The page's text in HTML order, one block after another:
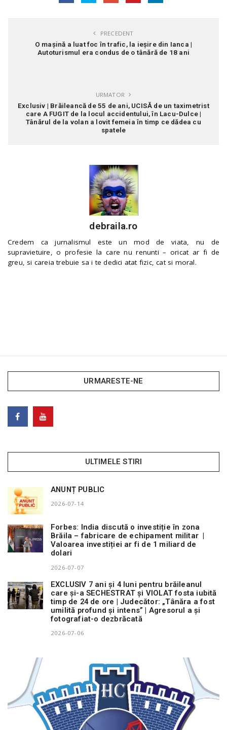
PRECEDENT
O mașină a luat foc în trafic, la ieșire din Ianca |
Autoturismul era condus de o tânără de 18 ani
URMATOR
Exclusiv | Brăileancă de 55 de ani, UCISĂ de un taximetrist
care A FUGIT de la locul accidentului, în Lacu-Dulce |
Tânărul de la volan a lovit femeia în timp ce dădea cu
spatele
debraila.ro
Credem ca jurnalismul este un mod de viata, nu de
supravietuire, o profesie la care nu renunti – oricat ar fi de
greu, si careia trebuie sa i te dedici atat fizic, cat si moral.
URMARESTE-NE
ULTIMELE STIRI
ANUNȚ PUBLIC
2026-07-14
Forbes: India discută o investiție în zona
Brăila – fabricare de echipament militar |
Valoarea investiției ar fi de 1 miliard de
dolari
2026-07-07
EXCLUSIV 7 ani și 4 luni pentru brăileanul
care și-a SECHESTRAT și VIOLAT fosta iubită
timp de 24 de ore | Judecător: „Tânăra a fost
umilită profund și intens” | Agresorul a și
fotografiat-o dezbrăcată
2026-07-06